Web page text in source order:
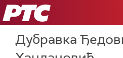
РТС
Дубравка